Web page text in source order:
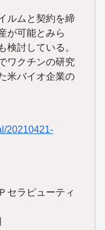
ルムと契約を締
が可能とみら
検討している。
ワクチンの研究
米バイオ企業の
20210421-
セラピューティ